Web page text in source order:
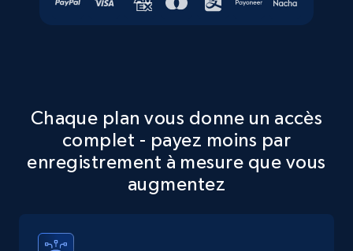
Chaque plan vous donne un accès
complet - payez moins par
enregistrement à mesure que vous
augmentez